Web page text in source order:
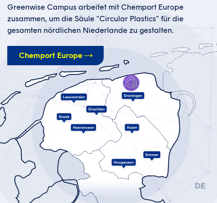
Greenwise Campus arbeitet mit Chemport Europe
zusammen, um die Säule "Circular Plastics" für die
gesamten nördlichen Niederlande zu gestalten.
Chemport Europe
Zirkuläre
Kunststoffe